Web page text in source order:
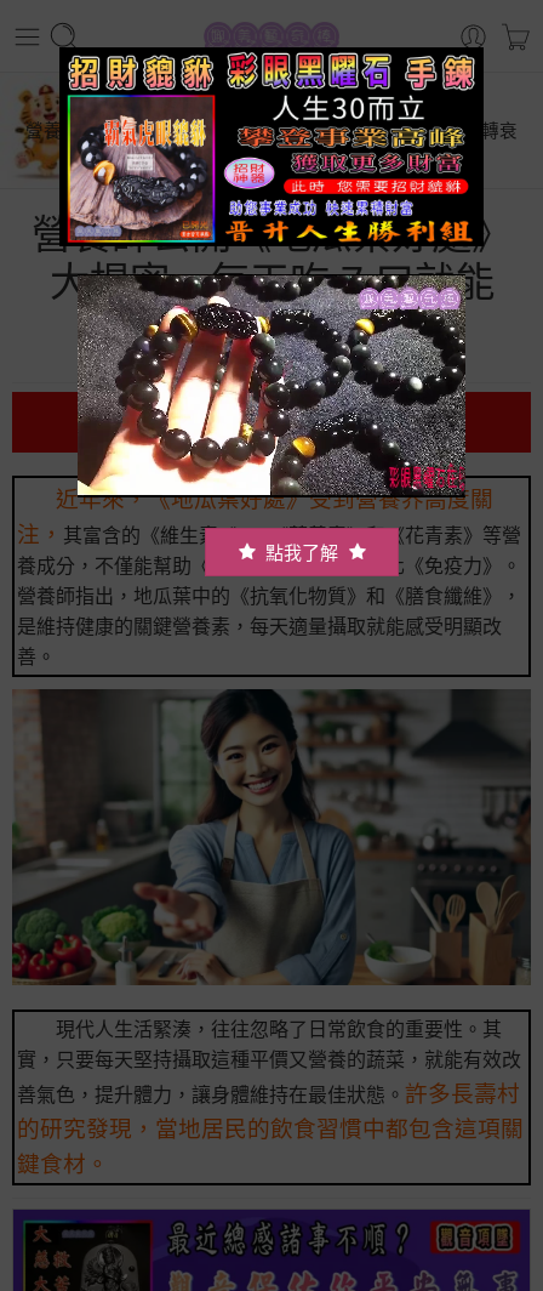
首頁
生活百科
營養師公開《地瓜葉好處》大揭密，每天吃 7 口就能【逆轉衰
老】超神奇
營養師公開《地瓜葉好處》
大揭密，每天吃 7 口就能
【逆轉衰老】超神奇
前言
近年來，《地瓜葉好處》受到營養界高度關
注， 其富含的《維生素A》、《葉黃素》和《花青素》等營
養成分，不僅能幫助《延緩老化》，更能強化《免疫力》。
營養師指出，地瓜葉中的《抗氧化物質》和《膳食纖維》，
是維持健康的關鍵營養素，每天適量攝取就能感受明顯改
善。
現代人生活緊湊，往往忽略了日常飲食的重要性。其
實，只要每天堅持攝取這種平價又營養的蔬菜，就能有效改
善氣色，提升體力，讓身體維持在最佳狀態。 許多長壽村
的研究發現，當地居民的飲食習慣中都包含這項關
鍵食材。
點我了解